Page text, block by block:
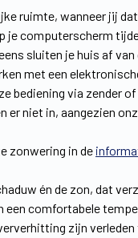
ruimte, wanneer jij
je computerscherm
sluiten je huis af
met een
bediening via zender
er niet in, aangezien
zonwering in de
én de zon, dat
een comfortabele
zijn